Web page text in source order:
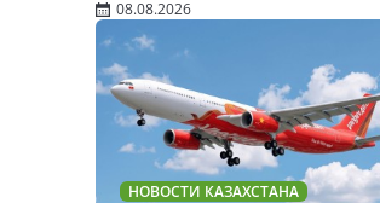
08.08.2026
НОВОСТИ КАЗАХСТАНА